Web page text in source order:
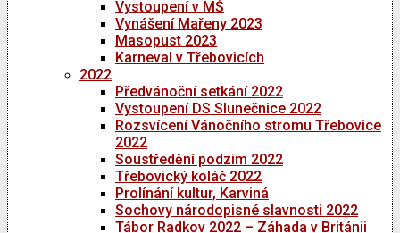
Vystoupení v MŠ
Vynášení Mařeny 2023
Masopust 2023
Karneval v Třebovicích
2022
Předvánoční setkání 2022
Vystoupení DS Slunečnice 2022
Rozsvícení Vánočního stromu Třebovice
2022
Soustředění podzim 2022
Třebovický koláč 2022
Prolínání kultur, Karviná
Sochovy národopisné slavnosti 2022
Tábor Radkov 2022 – Záhada v Británii